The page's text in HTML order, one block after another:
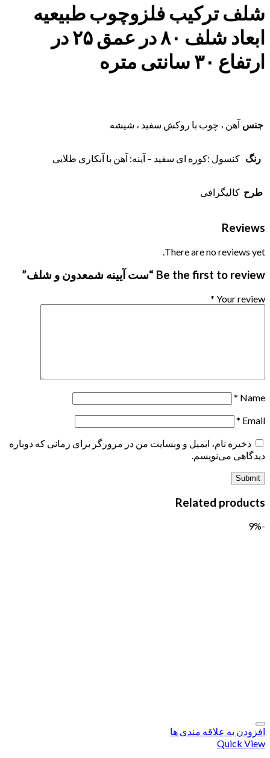
شلف ترکیب فلز‌و‌چوب طبیعیه
ابعاد شلف ۸۰ در عمق ۲۵ در
ارتفاع ۳۰ سانتی متره
جنس آهن ، چوب با روکش سفید ، شیشه
رنگ کنسول :کوره ای سفید – آینه: آهن با آبکاری طلایی
طرح کالیگرافی
Reviews
There are no reviews yet.
Be the first to review “ست آیینه شمعدون و شلف”
Your review
*
Name
*
Email
*
ذخیره نام، ایمیل و وبسایت من در مرورگر برای زمانی که دوباره
دیدگاهی می‌نویسم.
Related products
-9%
افزودن به علاقه مندی ها
Quick View